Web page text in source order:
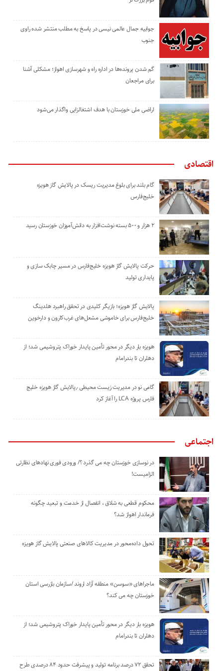
جوابیه جمال عالمی نیسی در پاسخ به مطلب منتشر شده راوی
جنوب
گم شدن پرونده‌ها در اداره راه و شهرسازی اهواز؛ مشکلی آشنا
برای مراجعان
اراضی ملی خوزستان با هدف اشتغالزایی واگذار می‌شود
اقتصادی
گام بلند برای بلوغ مدیریت ریسک در پالایش گاز هویزه
خلیج‌فارس
۲ هزار و ۵۰۰ بسته نوشت‌افزار به دانش‌آموزان خوزستان رسید
حرکت پالایش گاز هویزه خلیج‌فارس در مسیر چابک سازی و
پایداری تولید
پالایش گاز هویزه؛ بازیگر کلیدی در تحقق راهبرد هلدینگ
خلیج‌فارس برای خاموشی مشعل‌های غرب‌کارون و دارخوین
هویزه بار دیگر در محور تأمین پایدار خوراک پتروشیمی شد؛ از
دهلران تا بندرامام
گامی نو در مدیریت زیست ‌محیطی ٫پالایش گاز هویزه خلیج
‌فارس پروژه LCA را آغاز کرد
اجتماعی
در نوسازی خوزستان چه می گذرد ؟/ ورودی فوری نهادهای نظارتی
الزامیست!
محکوم قطعی به شلاق ، انفصال از خدمت و تبعید چگونه
فرماندار اهواز شد؟
تحول داده‌محور در مدیریت کالاهای صنعتی پالایش گاز هویزه
ماجراهای «سوسن» منطقه آزاد اروند /سازمان بازرسی استان
خوزستان چه می کند؟
هویزه بار دیگر در محور تأمین پایدار خوراک پتروشیمی شد؛ از
دهلران تا بندرامام
تحقق ۷۲ درصد برنامه تولید و پیشرفت حدود ۸۴ درصدی طرح